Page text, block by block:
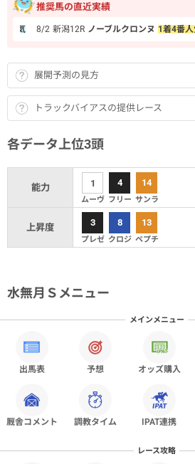
推奨馬の直近実績
8/2 新潟12R ノーブルクロンヌ 1着4番人気
展開予測の見方
トラックバイアスの提供レース
各データ上位3頭
能力 1
ムーヴ
4
フリー
14
サンラ
上昇度 3
プレゼ
8
クロジ
13
ペプチ
水無月Ｓメニュー
メインメニュー
出馬表 予想 オッズ購入
厩舎コメント 調教タイム IPAT連携
レース攻略